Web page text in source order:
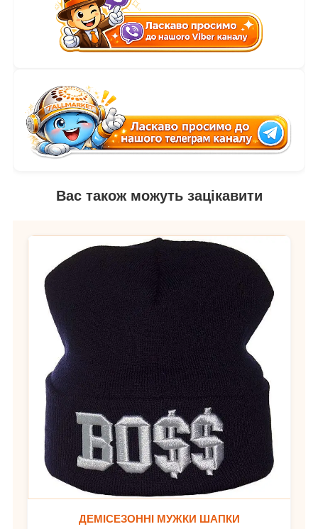
Вас також можуть зацікавити
ДЕМІСЕЗОННІ МУЖКИ ШАПКИ